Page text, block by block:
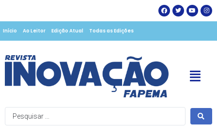
Início Ao Leitor Edição Atual Todas as Edições